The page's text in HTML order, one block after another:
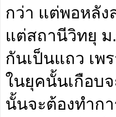
กว่า แต่พอหลัง
แต่สถานีวิทยุ ม
กันเป็นแถว เพ
ในยุคนั้นเกือบ
นั้นจะต้องทำก